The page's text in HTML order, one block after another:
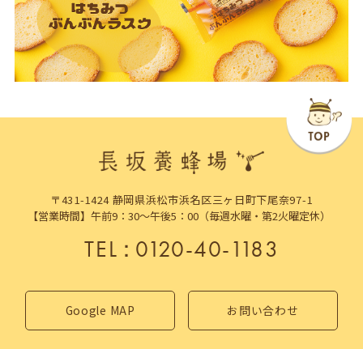
〒431-1424 静岡県浜松市浜名区三ヶ日町下尾奈97-1
【営業時間】午前9：30～午後5：00（毎週水曜・第2火曜定休）
TEL：0120-40-1183
Google MAP お問い合わせ